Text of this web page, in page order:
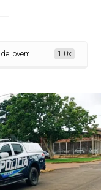
por estupro de
1.0x